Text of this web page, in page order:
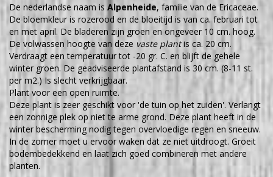
De nederlandse naam is Alpenheide, familie van de Ericaceae.
De bloemkleur is rozerood en de bloeitijd is van ca. februari tot
en met april. De bladeren zijn groen en ongeveer 10 cm. hoog.
De volwassen hoogte van deze vaste plantis ca. 20 cm.
Verdraagt een temperatuur tot -20 gr. C. en blijft de gehele
winter groen. De geadviseerde plantafstand is 30 cm. (8-11 st.
per m2.) Is slecht verkrijgbaar.
Plant voor een open ruimte.
Deze plant is zeer geschikt voor 'de tuin op het zuiden'. Verlangt
een zonnige plek op niet te arme grond. Deze plant heeft in de
winter bescherming nodig tegen overvloedige regen en sneeuw.
In de zomer moet u ervoor waken dat ze niet uitdroogt. Groeit
bodembedekkend en laat zich goed combineren met andere
planten.